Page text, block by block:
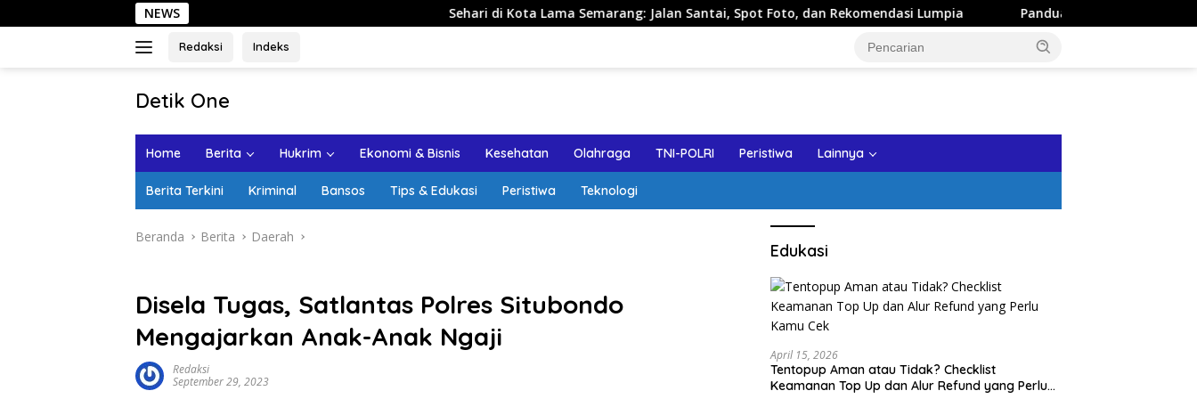
ke
NEWS Sehari di Kota Lama Semarang: Jalan Santai, Spot Foto, dan Rekomendasi Lumpia Panduan Wisata Keluarga ke Kota Batu:
Redaksi Indeks
Detik One
Ungkap
Home Berita Hukrim Ekonomi & Bisnis Kesehatan Olahraga TNI-POLRI Peristiwa Lainnya
Berita Terkini Kriminal Bansos Tips & Edukasi Peristiwa Teknologi
Beranda Berita Daerah
Disela Tugas, Satlantas Polres Situbondo
Mengajarkan Anak-Anak Ngaji
Redaksi
September 29, 2023
Edukasi
April 15, 2026
Tentopup Aman atau Tidak? Checklist
Keamanan Top Up dan Alur Refund yang Perlu